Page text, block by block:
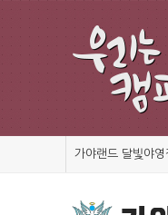
가야랜드 달빛야영